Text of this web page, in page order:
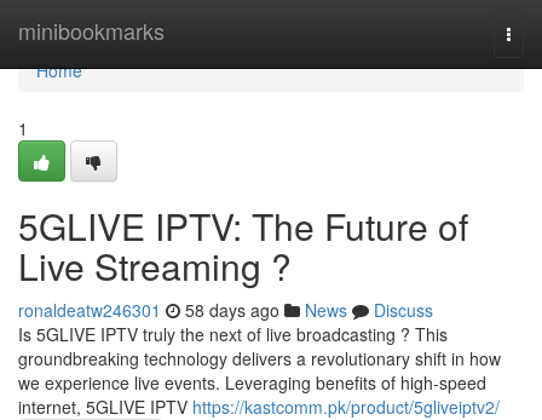
minibookmarks
Home
Home
1
5GLIVE IPTV: The Future of
Live Streaming ?
ronaldeatw246301 58 days ago News
Discuss
Is 5GLIVE IPTV truly the next of live broadcasting ? This
groundbreaking technology delivers a revolutionary shift in how
we experience live events. Leveraging benefits of high-speed
internet, 5GLIVE IPTV https://kastcomm.pk/product/5gliveiptv2/